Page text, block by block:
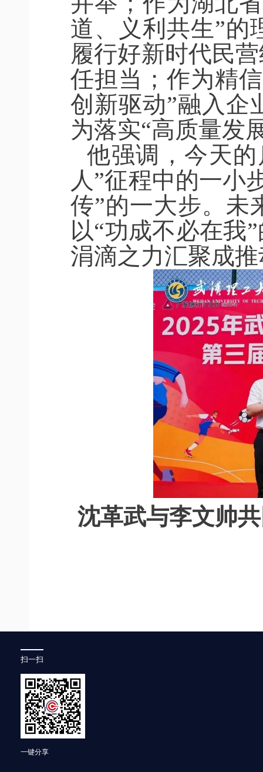
道、义利共生”的
履行好新时代民
任担当；作为精
创新驱动”融入企
为落实“高质量发
他强调，今天
人”征程中的一小
传”的一大步。未
以“功成不必在我
涓滴之力汇聚成
沈革武与李文帅
扫一扫
一键分享